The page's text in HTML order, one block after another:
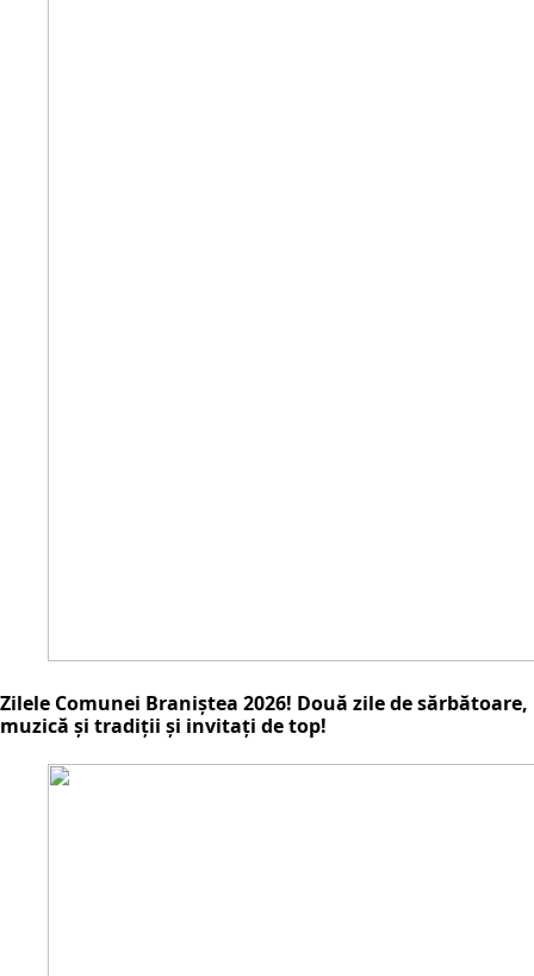
Zilele Comunei Braniștea 2026! Două zile de sărbătoare,
muzică și tradiții și invitați de top!